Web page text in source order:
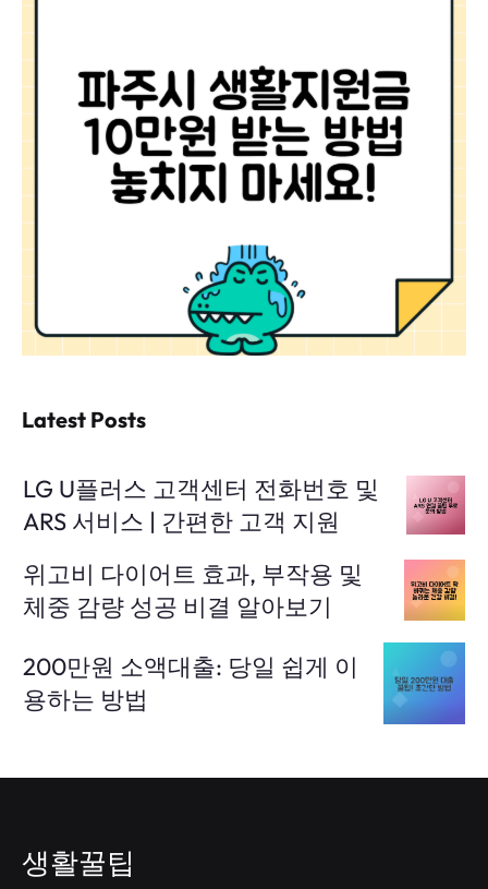
Latest Posts
LG U플러스 고객센터 전화번호 및
ARS 서비스 | 간편한 고객 지원
위고비 다이어트 효과, 부작용 및
체중 감량 성공 비결 알아보기
200만원 소액대출: 당일 쉽게 이
용하는 방법
생활꿀팁